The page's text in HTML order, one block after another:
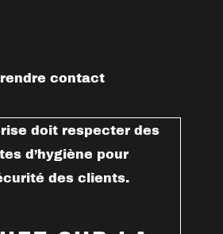
contact
doit respecter des
d’hygiène pour
des clients.